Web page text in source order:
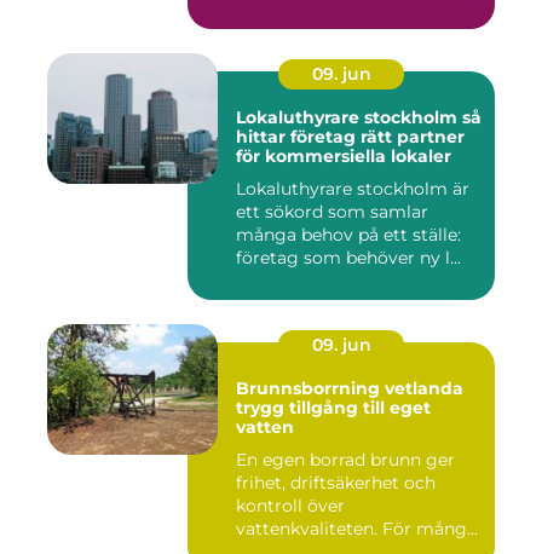
09. jun
Lokaluthyrare stockholm så
hittar företag rätt partner
för kommersiella lokaler
Lokaluthyrare stockholm är
ett sökord som samlar
många behov på ett ställe:
företag som behöver ny l...
09. jun
Brunnsborrning vetlanda
trygg tillgång till eget
vatten
En egen borrad brunn ger
frihet, driftsäkerhet och
kontroll över
vattenkvaliteten. För många